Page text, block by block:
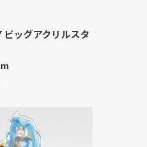
ビッグアクリルスタ